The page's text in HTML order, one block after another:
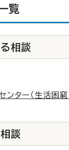
覧
相談
ンター（生活困
談